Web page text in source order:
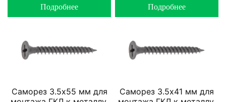
Подробнее Подробнее
Саморез 3.5х55 мм для
Саморез 3.5х41 мм для